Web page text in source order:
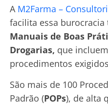
A M2Farma –
facilita essa
Manuais de Boas
Drogarias, que
procedimentos
São mais de 100
Padrão (POPs), de alta